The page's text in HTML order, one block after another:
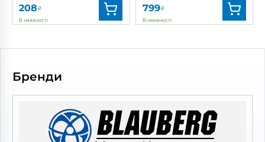
208₴
В наявності
Артикул:
0000219431
799₴
В наявності
Артикул: 0687826756
Бренди